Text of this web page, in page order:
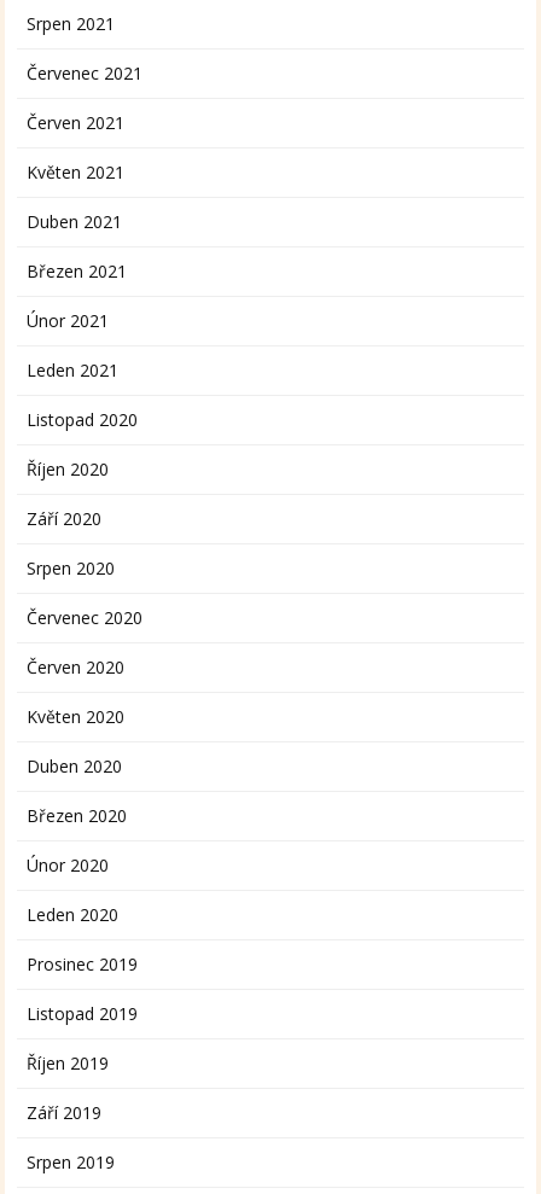
Srpen 2021
Červenec 2021
Červen 2021
Květen 2021
Duben 2021
Březen 2021
Únor 2021
Leden 2021
Listopad 2020
Říjen 2020
Září 2020
Srpen 2020
Červenec 2020
Červen 2020
Květen 2020
Duben 2020
Březen 2020
Únor 2020
Leden 2020
Prosinec 2019
Listopad 2019
Říjen 2019
Září 2019
Srpen 2019